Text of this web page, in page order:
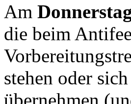
Am
die beim
stehen oder
übernehmen